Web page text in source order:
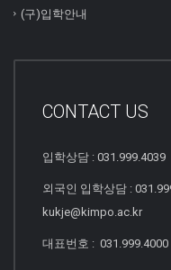
(구)입학안내
CONTACT US
입학상담 : 031.999.4039
외국인 입학상담 :
kukje@kimpo.ac.kr
대표번호 : 031.999.4000